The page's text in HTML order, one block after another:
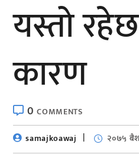
यस्तो
कारण
0COMMENTS
samajkoawaj
२०७५